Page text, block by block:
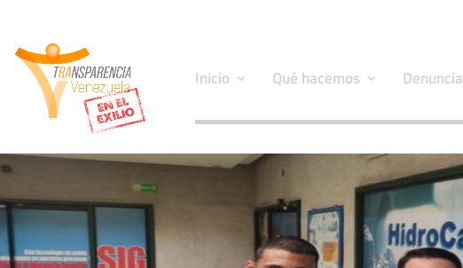
Inicio Qué hacemos Denuncia